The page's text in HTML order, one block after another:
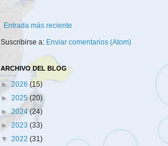
Entrada más reciente
Suscribirse a: Enviar comentarios (Atom)
ARCHIVO DEL BLOG
► 2026 (15)
► 2025(20)
►2024(24)
►2023 (33)
▼ 2022 (31)